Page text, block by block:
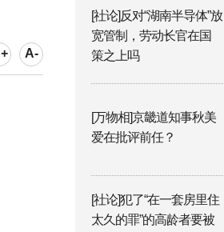
A-
[社论]反对“湖南半导体”放
宽管制，劳动长官在国
策之上吗
[万物相]京畿道知事秋美
爱在批评前任？
[社论]犯了“在一套房里住
太久的罪”的高龄者要被